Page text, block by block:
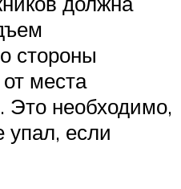
стороны
места
необходимо,
упал, если